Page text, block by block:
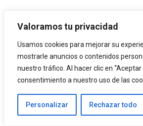
Valoramos tu privacidad
Usamos cookies para mejorar su
mostrarle anuncios o contenidos
nuestro tráfico. Al hacer clic en “Aceptar
consentimiento a nuestro uso de las
Personalizar Rechazar todo